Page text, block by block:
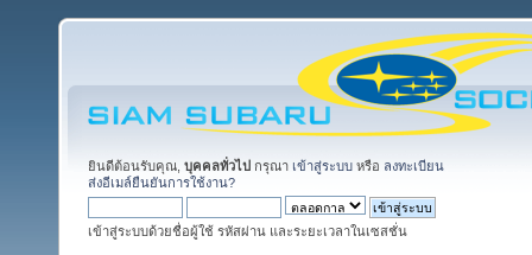
ยินดีต้อนรับคุณ, บุคคลทั่วไป กรุณา เข้าสู่ระบบ หรือ ลงทะเบียน
ส่งอีเมล์ยืนยันการใช้งาน?
เข้าสู่ระบบด้วยชื่อผู้ใช้ รหัสผ่าน และระยะเวลาในเซสชั่น